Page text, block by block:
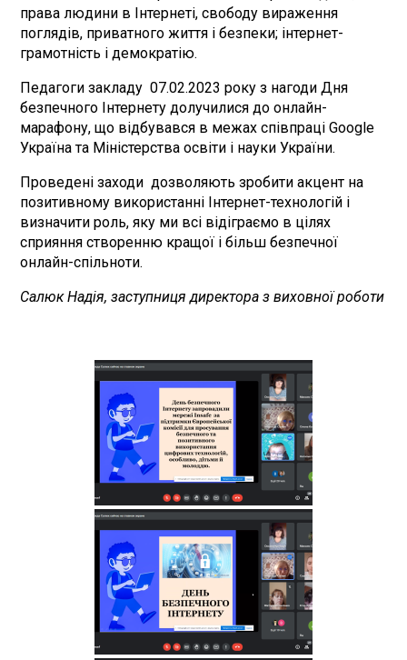
права людини в Інтернеті, свободу вираження
поглядів, приватного життя і безпеки; інтернет-
грамотність і демократію.
Педагоги закладу 07.02.2023 року з нагоди Дня
безпечного Інтернету долучилися до онлайн-
марафону, що відбувався в межах співпраці Google
Україна та Міністерства освіти і науки України.
Проведені заходи дозволяють зробити акцент на
позитивному використанні Інтернет-технологій і
визначити роль, яку ми всі відіграємо в цілях
сприяння створенню кращої і більш безпечної
онлайн-спільноти.
Салюк Надія, заступниця директора з виховної роботи